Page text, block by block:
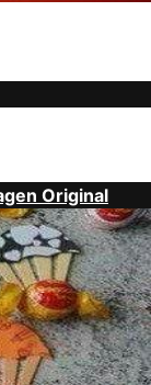
Original